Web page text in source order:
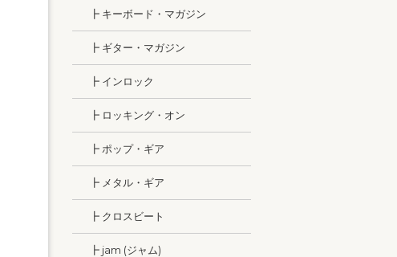
┣ キーボード・マガジン
┣ ギター・マガジン
┣ インロック
┣ ロッキング・オン
┣ ポップ・ギア
┣ メタル・ギア
┣ クロスビート
┣ jam (ジャム)